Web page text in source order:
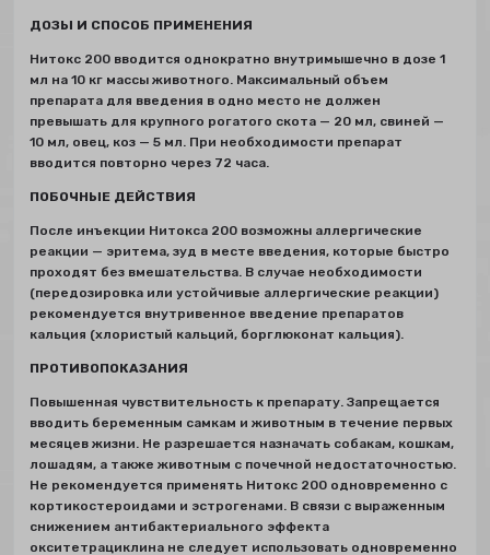
ДОЗЫ И СПОСОБ ПРИМЕНЕНИЯ
Нитокс 200 вводится однократно внутримышечно в дозе 1
мл на 10 кг массы животного. Максимальный объем
препарата для введения в одно место не должен
превышать для крупного рогатого скота — 20 мл, свиней —
10 мл, овец, коз — 5 мл. При необходимости препарат
вводится повторно через 72 часа.
ПОБОЧНЫЕ ДЕЙСТВИЯ
После инъекции Нитокса 200 возможны аллергические
реакции — эритема, зуд в месте введения, которые быстро
проходят без вмешательства. В случае необходимости
(передозировка или устойчивые аллергические реакции)
рекомендуется внутривенное введение препаратов
кальция (хлористый кальций, борглюконат кальция).
ПРОТИВОПОКАЗАНИЯ
Повышенная чувствительность к препарату. Запрещается
вводить беременным самкам и животным в течение первых
месяцев жизни. Не разрешается назначать собакам, кошкам,
лошадям, а также животным с почечной недостаточностью.
Не рекомендуется применять Нитокс 200 одновременно с
кортикостероидами и эстрогенами. В связи с выраженным
снижением антибактериального эффекта
окситетрациклина не следует использовать одновременно